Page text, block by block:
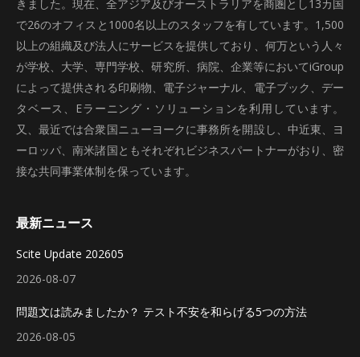
きました。現在、全アジア及びオーストラリアを商圏とし13カ国
で26のオフィスと1000名以上のスタッフを有しています。1,500
以上の組織及び法人にサービスを提供しており、何万という人々
が学校、大学、専門学校、研究所、病院、企業等においてiGroup
によって提供される印刷物、電子ジャーナル、電子ブック、デー
タベース、Eラーニング・ソリューションを利用しています。
又、最近では合衆国ニューヨークに事務所を開設し、中近東、ヨ
ーロッパ、南米諸国ともそれぞれビジネスパートナーがおり、密
接な共同事業体制を保っています。
最新ニュース
Scite Update 202605
2026-08-07
問題文は読みましたか？ テスト不安を和らげる5つの方法
2026-08-05